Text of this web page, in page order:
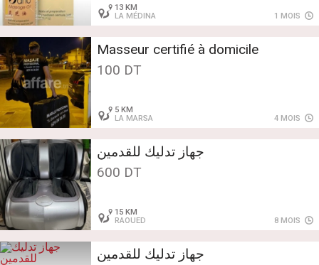
13 KM
LA MÉDINA
1 MOIS
Masseur certifié à domicile
100 DT
5 KM
LA MARSA
4 MOIS
جهاز تدليك للقدمين
600 DT
15 KM
RAOUED
8 MOIS
جهاز تدليك للقدمين